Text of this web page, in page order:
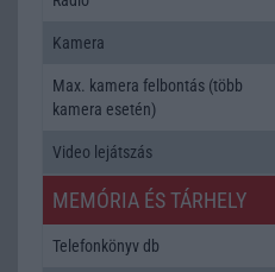
Kamera
Max. kamera felbontás (több
kamera esetén)
Video lejátszás
MEMÓRIA ÉS TÁRHELY
Telefonkönyv db